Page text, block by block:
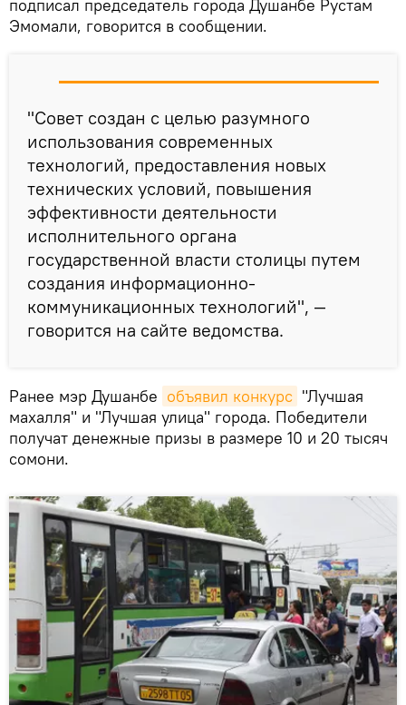
подписал председатель города Душанбе Рустам
Эмомали, говорится в сообщении.
"Совет создан с целью разумного
использования современных
технологий, предоставления новых
технических условий, повышения
эффективности деятельности
исполнительного органа
государственной власти столицы путем
создания информационно-
коммуникационных технологий", —
говорится на сайте ведомства.
Ранее мэр Душанбе объявил конкурс "Лучшая
махалля" и "Лучшая улица" города. Победители
получат денежные призы в размере 10 и 20 тысяч
сомони.